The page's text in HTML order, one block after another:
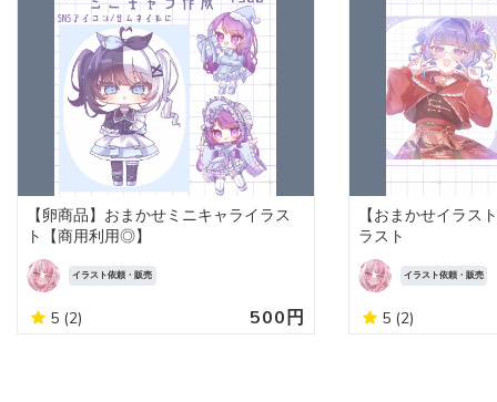
【卵商品】おまかせミニキャライラス
ト【商用利用◎】
イラスト依頼・販売
5 (2) 500円
【おまかせイラス
ラスト
イラスト依頼・販売
5 (2)